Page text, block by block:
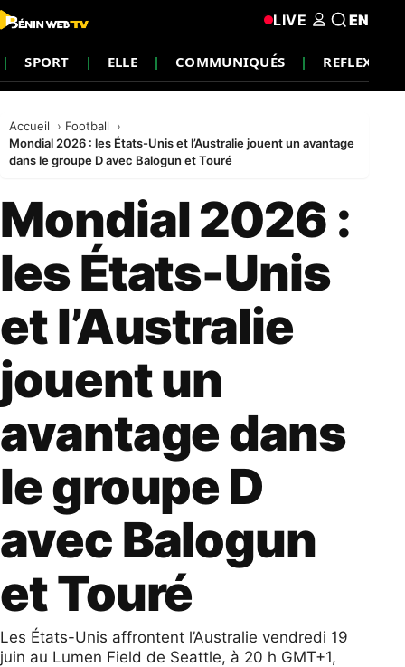
SPORT ELLE COMMUNIQUÉS
LIVE EN
Accueil
Football
Mondial 2026 : les États-Unis et l’Australie jouent un avantage
dans le groupe D avec Balogun et Touré
Mondial 2026 :
les États-Unis
et l’Australie
jouent un
avantage dans
le groupe D
avec Balogun
et Touré
Les États-Unis affrontent l’Australie vendredi 19
juin au Lumen Field de Seattle, à 20 h GMT+1,